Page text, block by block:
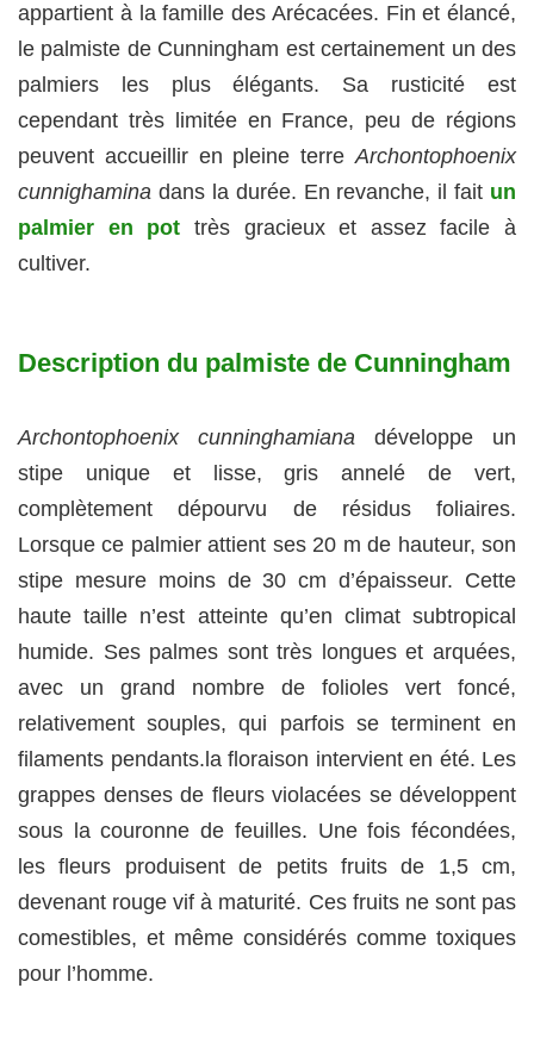
appartient à la famille des Arécacées. Fin et élancé,
le palmiste de Cunningham est certainement un des
palmiers les plus élégants. Sa rusticité est
cependant très limitée en France, peu de régions
peuvent accueillir en pleine terreArchontophoenix
cunnighamina dans la durée. En revanche, il fait un
palmier en pot très gracieux et assez facile à
cultiver.
Description du palmiste de Cunningham
Archontophoenix cunninghamiana développe un
stipe unique et lisse, gris annelé de vert,
complètement dépourvu de résidus foliaires.
Lorsque ce palmier attient ses 20 m de hauteur, son
stipe mesure moins de 30 cm d’épaisseur. Cette
haute taille n’est atteinte qu’en climat subtropical
humide. Ses palmes sont très longues et arquées,
avec un grand nombre de folioles vert foncé,
relativement souples, qui parfois se terminent en
filaments pendants.la floraison intervient en été. Les
grappes denses de fleurs violacées se développent
sous la couronne de feuilles. Une fois fécondées,
les fleurs produisent de petits fruits de 1,5 cm,
devenant rouge vif à maturité. Ces fruits ne sont pas
comestibles, et même considérés comme toxiques
pour l’homme.